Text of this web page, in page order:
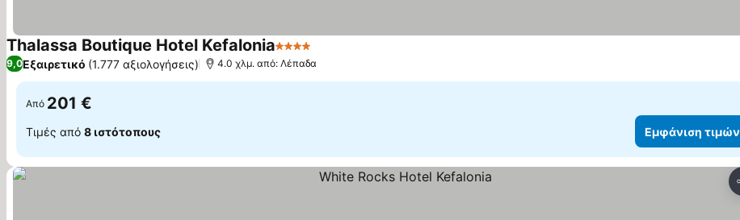
Thalassa Boutique Hotel Kefalonia4 Αστέρια
9,0Εξαιρετικό (1.777 αξιολογήσεις) 4.0 χλμ. από: Λέπαδα
Από 201 €
Τιμές από 8 ιστότοπους Εμφάνιση τιμών